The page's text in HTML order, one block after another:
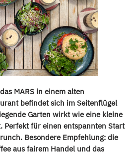
MARS in einem alten
befindet sich im Seitenflügel
Garten wirkt wie eine kleine
Perfekt für einen entspannten Start
Besondere Empfehlung: die
aus fairem Handel und das